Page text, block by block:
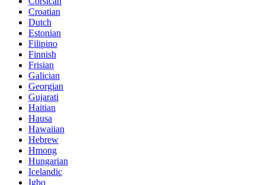
Croatian
Dutch
Estonian
Filipino
Finnish
Frisian
Galician
Georgian
Gujarati
Haitian
Hausa
Hawaiian
Hebrew
Hmong
Hungarian
Icelandic
Igbo